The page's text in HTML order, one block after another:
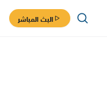
البث المباشر